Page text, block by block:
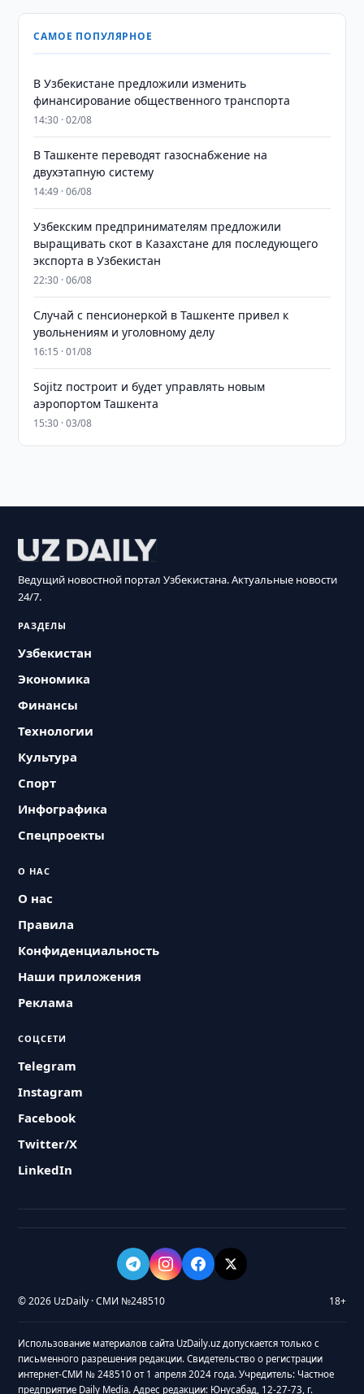
САМОЕ ПОПУЛЯРНОЕ
В Узбекистане предложили изменить
финансирование общественного транспорта
14:30 · 02/08
В Ташкенте переводят газоснабжение на
двухэтапную систему
14:49 · 06/08
Узбекским предпринимателям предложили
выращивать скот в Казахстане для последующего
экспорта в Узбекистан
22:30 · 06/08
Случай с пенсионеркой в Ташкенте привел к
увольнениям и уголовному делу
16:15 · 01/08
Sojitz построит и будет управлять новым
аэропортом Ташкента
15:30 · 03/08
Ведущий новостной портал Узбекистана. Актуальные новости
24/7.
РАЗДЕЛЫ
Узбекистан
Экономика
Финансы
Технологии
Культура
Спорт
Инфографика
Спецпроекты
О НАС
О нас
Правила
Конфиденциальность
Наши приложения
Реклама
СОЦСЕТИ
Telegram
Instagram
Facebook
Twitter/X
LinkedIn
© 2026 UzDaily · СМИ №248510 18+
Использование материалов сайта UzDaily.uz допускается только с
письменного разрешения редакции. Свидетельство о регистрации
интернет-СМИ № 248510 от 1 апреля 2024 года. Учредитель: Частное
предприятие Daily Media. Адрес редакции: Юнусабад, 12-27-73, г.